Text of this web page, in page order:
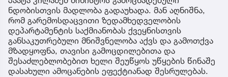
ნდობისთვის მადლობა გადაუხადა. მან აღნიშნა,
რომ გარემოსდაცვითი ზედამხედველობის
დეპარტამენტის საქმიანობას ქვეყნისთვის
განსაკუთრებული მნიშვნელობა აქვს და გამოთქვა
მზადყოფნა, თავისი გამოცდილებითა და
შესაძლებლობებით ხელი შეუწყოს უწყების წინაშე
დასახული ამოცანების ეფექტიანად შესრულებას.